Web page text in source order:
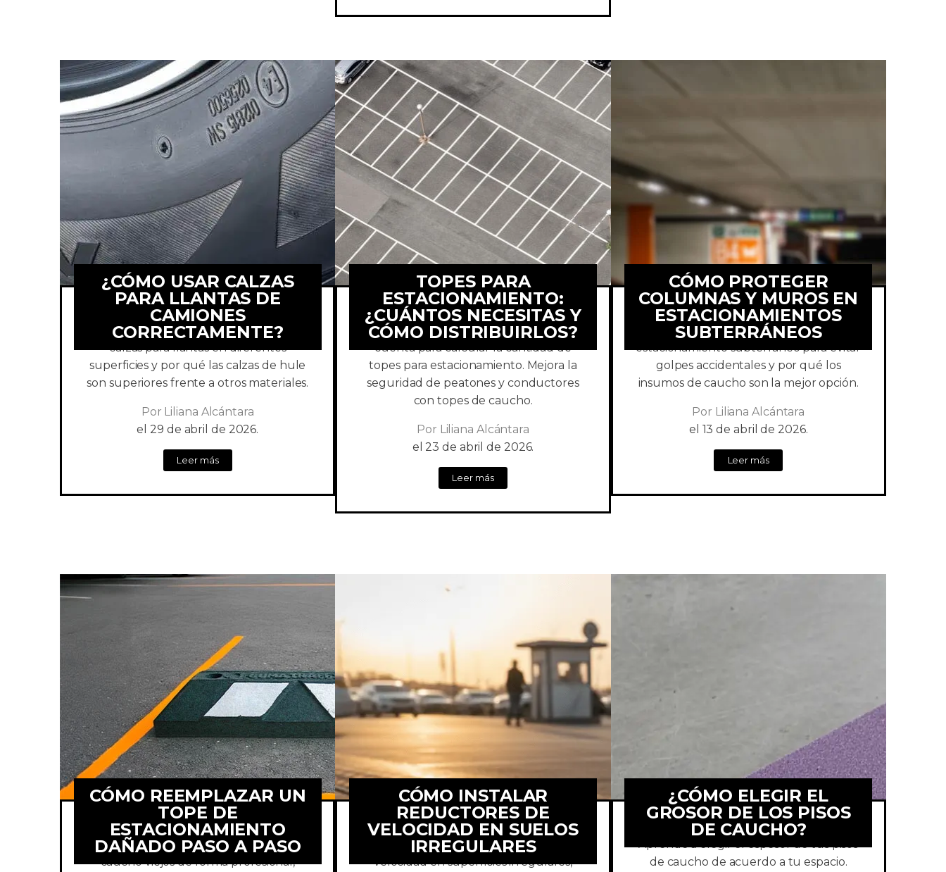
¿CÓMO USAR CALZAS
PARA LLANTAS DE
CAMIONES
CORRECTAMENTE?
Conoce la forma correcta para usar
calzas para llantas en diferentes
superficies y por qué las calzas de hule
son superiores frente a otros materiales.
Por Liliana Alcántara
el 29 de abril de 2026.
Leer más
TOPES PARA
ESTACIONAMIENTO:
¿CUÁNTOS NECESITAS Y
CÓMO DISTRIBUIRLOS?
Te decimos lo que debes tener en
cuenta para calcular la cantidad de
topes para estacionamiento. Mejora la
seguridad de peatones y conductores
con topes de caucho.
Por Liliana Alcántara
el 23 de abril de 2026.
Leer más
CÓMO PROTEGER
COLUMNAS Y MUROS EN
ESTACIONAMIENTOS
SUBTERRÁNEOS
Conoce cómo proteger tu
estacionamiento subterráneo para evitar
golpes accidentales y por qué los
insumos de caucho son la mejor opción.
Por Liliana Alcántara
el 13 de abril de 2026.
Leer más
CÓMO REEMPLAZAR UN
TOPE DE
ESTACIONAMIENTO
DAÑADO PASO A PASO
Descubre cómo cambiar topes de
caucho viejos de forma profesional,
CÓMO INSTALAR
REDUCTORES DE
VELOCIDAD EN SUELOS
IRREGULARES
Aprende a instalar reductores de
velocidad en superficies irregulares,
¿CÓMO ELEGIR EL
GROSOR DE LOS PISOS
DE CAUCHO?
Aprende a elegir el espesor de tus pisos
de caucho de acuerdo a tu espacio.